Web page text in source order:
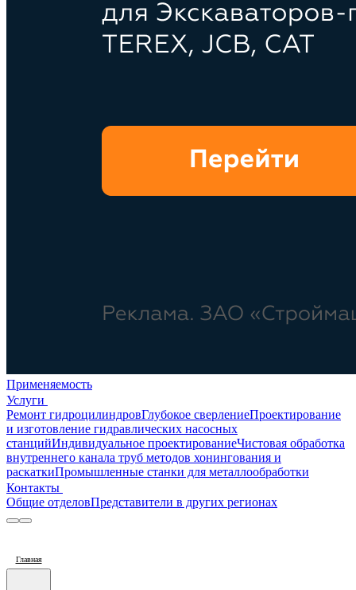
Применяемость
Услуги
Ремонт гидроцилиндровГлубокое сверлениеПроектирование
и изготовление гидравлических насосных
станцийИндивидуальное проектированиеЧистовая обработка
внутреннего канала труб методов хонингования и
раскаткиПромышленные станки для металлообработки
Контакты
Общие отделовПредставители в других регионах
Главная